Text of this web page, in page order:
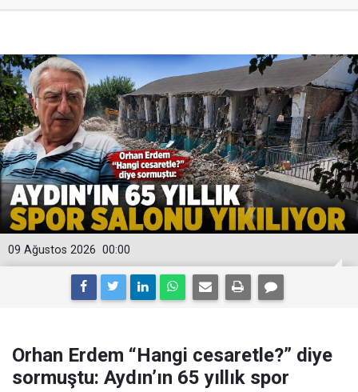
00:00
09 Ağustos 2026
Orhan Erdem “Hangi cesaretle?” diye
sormuştu: Aydın’ın 65 yıllık spor